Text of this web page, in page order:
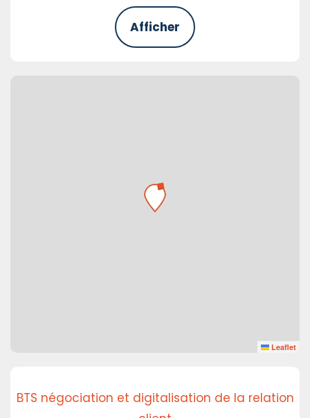
Afficher
Leaflet
BTS négociation et digitalisation de la relation